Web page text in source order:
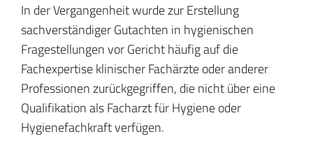
In der Vergangenheit wurde zur Erstellung
sachverständiger Gutachten in hygienischen
Fragestellungen vor Gericht häufig auf die
Fachexpertise klinischer Fachärzte oder anderer
Professionen zurückgegriffen, die nicht über eine
Qualifikation als Facharzt für Hygiene oder
Hygienefachkraft verfügen.